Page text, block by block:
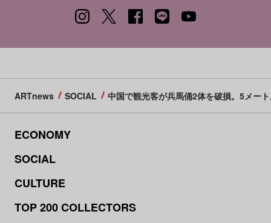
ARTnews SOCIAL 中国で観光客が兵馬俑2体を破損。5メー
ECONOMY
SOCIAL
CULTURE
TOP 200 COLLECTORS